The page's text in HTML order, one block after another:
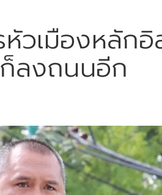
วเมืองหลักอิ
ลงถนนอีก